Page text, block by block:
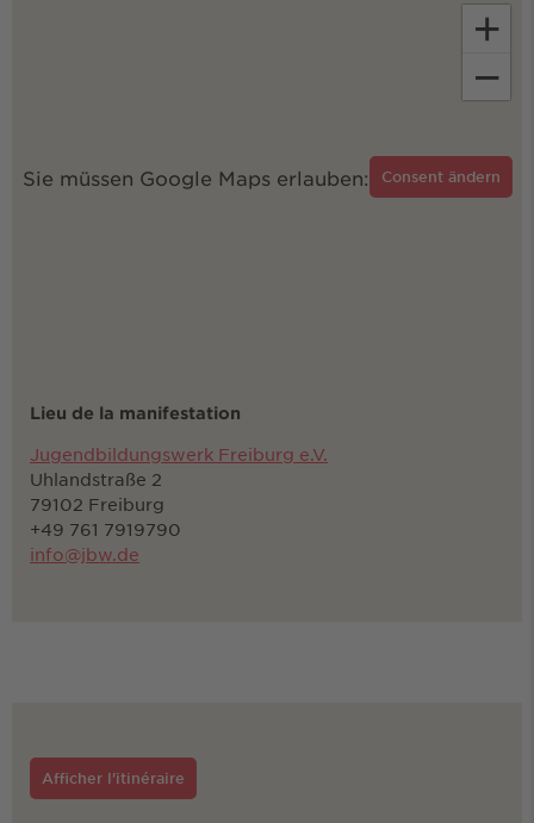
Sie müssen Google Maps erlauben: Consent ändern
+
−
Lieu de la manifestation
Jugendbildungswerk Freiburg e.V.
Uhlandstraße 2
79102 Freiburg
+49 761 7919790
info@jbw.de
Afficher l'itinéraire